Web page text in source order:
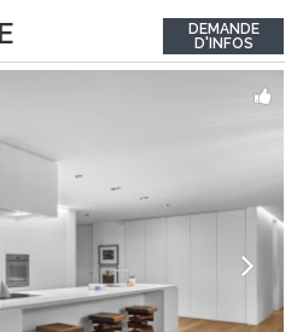
tout au long de la journée.Points
...
DEMANDE
D'INFOS